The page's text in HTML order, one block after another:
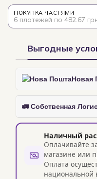
ПОКУПКА ЧАСТЯМИ
6 платежей по 482.67
Выгодные
Новая
🚛 Собственная
Наличный
Оплачивайте
магазине или
Оплата
национальной